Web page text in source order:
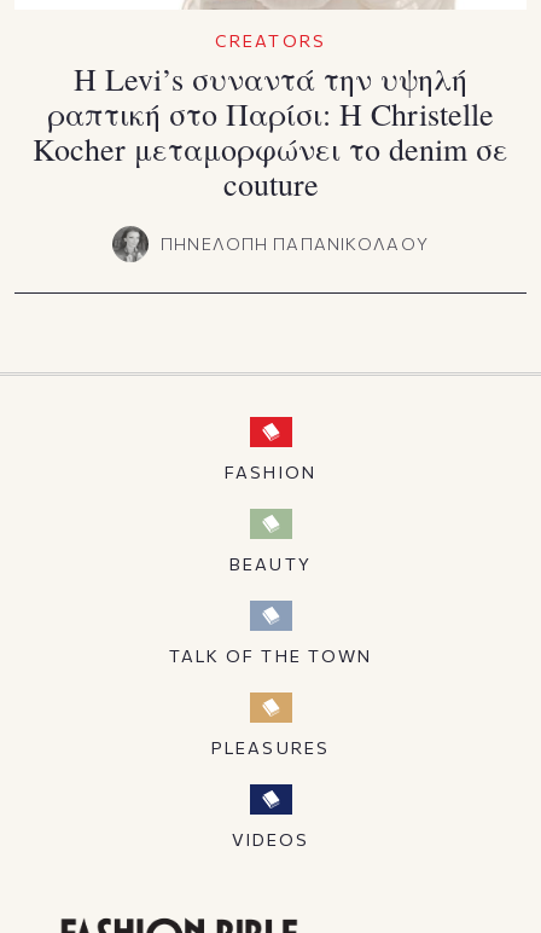
CREATORS
Η Levi’s συναντά την υψηλή
ραπτική στο Παρίσι: Η Christelle
Kocher μεταμορφώνει το denim σε
couture
ΠΗΝΕΛΟΠΗ ΠΑΠΑΝΙΚΟΛΑΟΥ
FASHION
BEAUTY
TALK OF THE TOWN
PLEASURES
VIDEOS